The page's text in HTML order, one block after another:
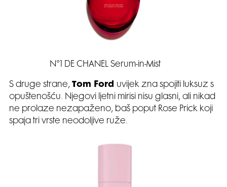
N°1 DE CHANEL Serum-in-Mist
S druge strane, Tom Ford uvijek zna spojiti luksuz s
opuštenošću. Njegovi ljetni mirisi nisu glasni, ali nikad
ne prolaze nezapaženo, baš poput Rose Prick koji
spaja tri vrste neodoljive ruže.